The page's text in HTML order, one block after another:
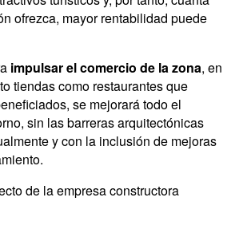
ofrezca, mayor rentabilidad puede
impulsar el comercio de la zona, en
tiendas como restaurantes que
se mejorará todo el
sin las barreras arquitectónicas
y con la inclusión de mejoras